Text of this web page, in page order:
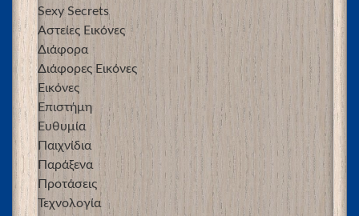
Sexy Secrets
Αστείες Εικόνες
Διάφορα
Διάφορες Εικόνες
Εικόνες
Επιστήμη
Ευθυμία
Παιχνίδια
Παράξενα
Προτάσεις
Τεχνολογία